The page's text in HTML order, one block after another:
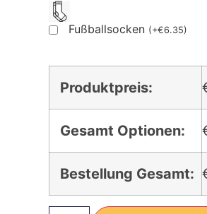
Fußballsocken (+€6.35)
Produktpreis:
Gesamt Optionen:
Bestellung Gesamt: